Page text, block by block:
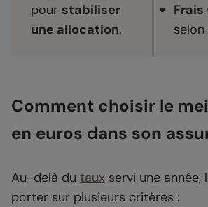
pour stabiliser
une allocation.
Frais
Comment choisir le
en euros dans son
Au-delà du taux servi une année,
porter sur plusieurs critères :